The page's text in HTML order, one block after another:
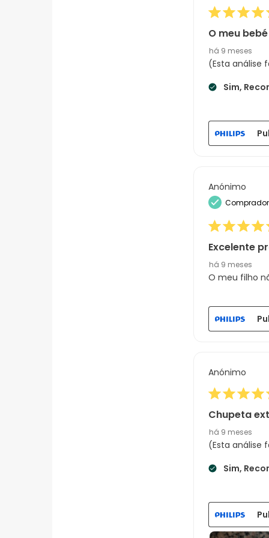
O meu
há 9 meses
(Esta análise
Sim,
Anónimo
Excelente
há 9 meses
O meu filho
Anónimo
Chupeta
há 9 meses
(Esta análise
Sim,